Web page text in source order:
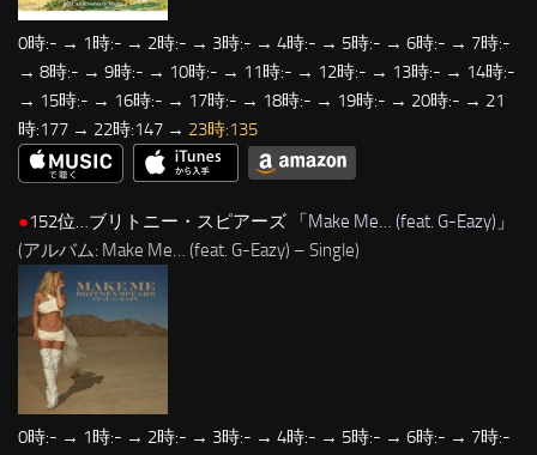
0時:- → 1時:- → 2時:- → 3時:- → 4時:- → 5時:- → 6時:- → 7時:-
→ 8時:- → 9時:- → 10時:- → 11時:- → 12時:- → 13時:- → 14時:-
→ 15時:- → 16時:- → 17時:- → 18時:- → 19時:- → 20時:- → 21
時:177 → 22時:147 → 23時:135
●152位…ブリトニー・スピアーズ 「Make Me… (feat. G-Eazy) 」
(アルバム: Make Me… (feat. G-Eazy) – Single)
0時:- → 1時:- → 2時:- → 3時:- → 4時:- → 5時:- → 6時:- → 7時:-